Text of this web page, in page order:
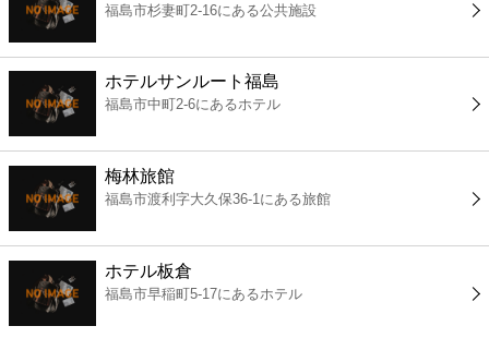
コンビニ
薬局
スーパー
エンタメ
レジャー
書店
福島市杉妻町2-16にある公共施設
ホテルサンルート福島
福島市中町2-6にあるホテル
梅林旅館
福島市渡利字大久保36-1にある旅館
ホテル板倉
福島市早稲町5-17にあるホテル